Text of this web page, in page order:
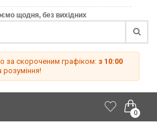
щодня, без вихідних
за скороченим графіком: з 10:00
розуміння!
0